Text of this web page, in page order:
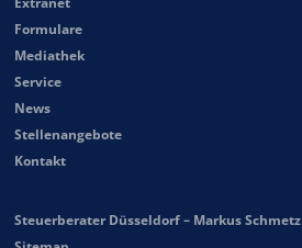
Formulare
Mediathek
Service
News
Stellenangebote
Kontakt
Steuerberater Düsseldorf – Markus Schmetz